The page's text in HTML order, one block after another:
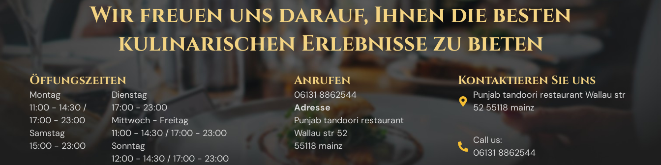
Wir freuen uns darauf, Ihnen die besten
kulinarischen Erlebnisse zu bieten
Öffungszeiten
Montag
11:00 - 14:30 /
17:00 - 23:00
Samstag
15:00 - 23:00
Dienstag
17:00 - 23:00
Mittwoch - Freitag
11:00 - 14:30 / 17:00 - 23:00
Sonntag
12:00 - 14:30 / 17:00 - 23:00
Anrufen
06131 8862544
Adresse
Punjab tandoori restaurant
Wallau str 52
55118 mainz
Kontaktieren Sie uns
Punjab tandoori restaurant Wallau str
52 55118 mainz
Call us:
06131 8862544